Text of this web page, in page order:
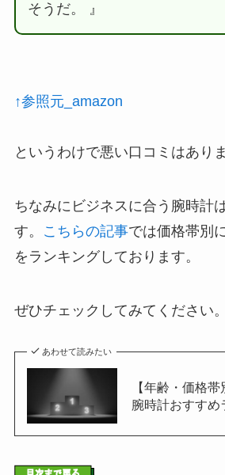
そうだ。 』
↑参照元_amazon
というわけで悪い口コミはあり
ちなみにビジネスに合う腕時計
す。
こちらの記事では価格帯別
をランキングしております。
ぜひチェックしてみてください。
あわせて読みたい
【年齢・価格
腕時計おすすめ